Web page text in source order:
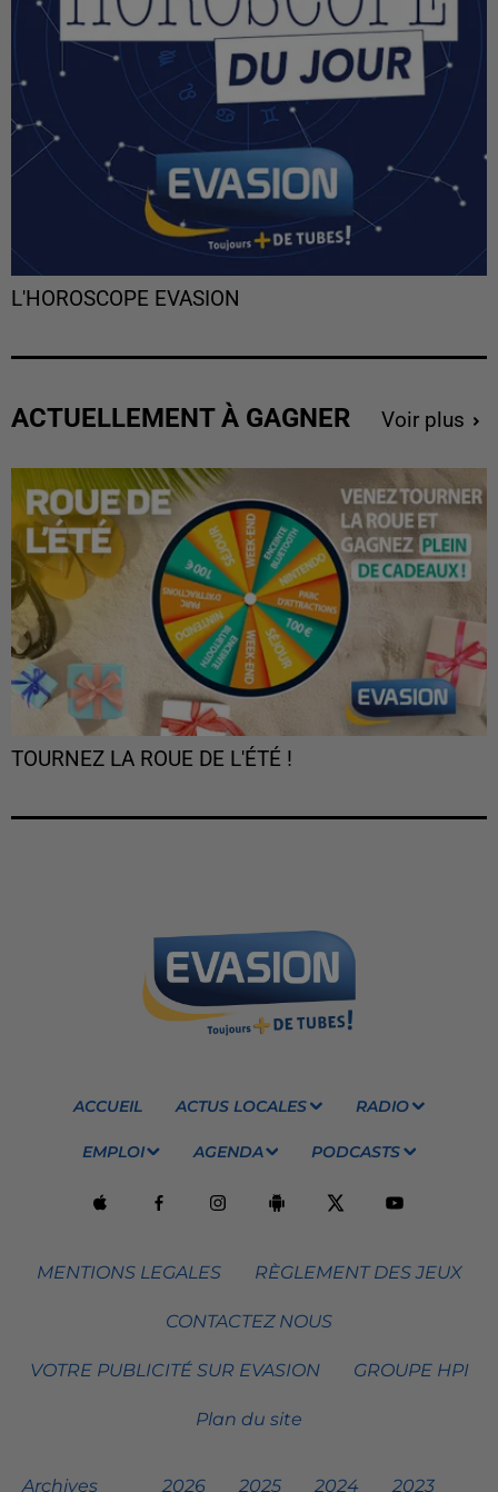
L'HOROSCOPE EVASION
ACTUELLEMENT À GAGNER Voir plus
TOURNEZ LA ROUE DE L'ÉTÉ !
ACCUEIL ACTUS LOCALES RADIO
EMPLOI AGENDA PODCASTS
MENTIONS LEGALES RÈGLEMENT DES JEUX
CONTACTEZ NOUS
VOTRE PUBLICITÉ SUR EVASION GROUPE HPI
Plan du site
Archives 2026 2025 2024 2023